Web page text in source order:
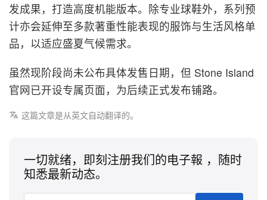
发成果，打造高度机能版本。除专业球鞋外，系列预
计亦会延伸至多款著重性能表现的服饰与生活风格单
品，以适应盛夏气候需求。
虽然现阶段尚未公布具体发售日期，但 Stone Island
官网已开设专属页面，为后续正式发布铺路。
这篇文章是从英文自动翻译的。
一切就绪，即刻注册我们的电子報 ，随时
知悉最新动态。